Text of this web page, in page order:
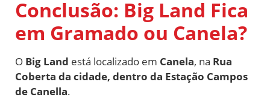
Conclusão: Big Land Fica
em Gramado ou Canela?
O Big Land está localizado em Canela, na Rua
Coberta da cidade, dentro da Estação Campos
de Canella.